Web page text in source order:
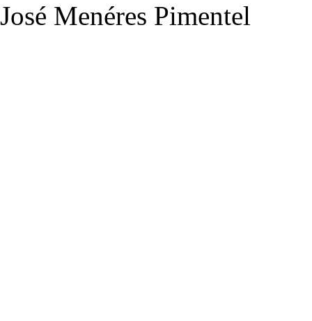
José Menéres Pimentel